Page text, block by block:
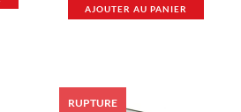
AJOUTER AU PANIER